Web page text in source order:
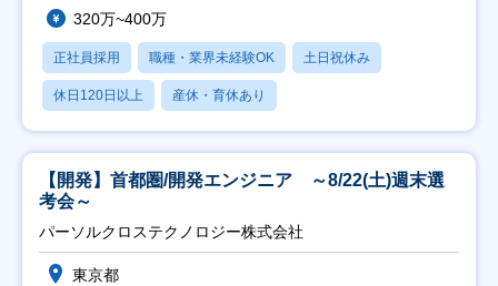
320万~400万
正社員採用 職種・業界未経験OK 土日祝休み
休日120日以上 産休・育休あり
【開発】首都圏/開発エンジニア ～8/22(土)週末選
考会～
パーソルクロステクノロジー株式会社
東京都